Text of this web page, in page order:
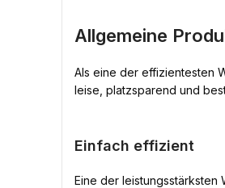
Allgemeine
Als eine der effizientesten
leise, platzsparend und
Einfach effizient
Eine der leistungsstärksten